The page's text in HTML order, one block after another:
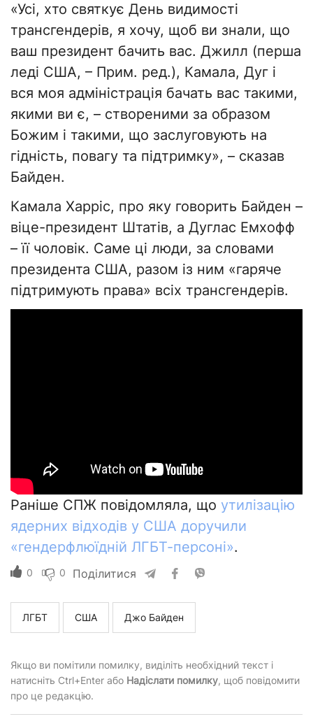
«Усі, хто святкує День видимості
трансгендерів, я хочу, щоб ви знали, що
ваш президент бачить вас. Джилл (перша
леді США, – Прим. ред.), Камала, Дуг і
вся моя адміністрація бачать вас такими,
якими ви є, – створеними за образом
Божим і такими, що заслуговують на
гідність, повагу та підтримку», – сказав
Байден.
Камала Харріс, про яку говорить Байден –
віце-президент Штатів, а Дуглас Емхофф
– її чоловік. Саме ці люди, за словами
президента США, разом із ним «гаряче
підтримують права» всіх трансгендерів.
Раніше СПЖ повідомляла, що утилізацію
ядерних відходів у США доручили
«гендерфлюїдній ЛГБТ-персоні».
0 0 Поділитися
ЛГБТ США Джо Байден
Якщо ви помітили помилку, виділіть необхідний текст і
натисніть Ctrl+Enter або Надіслати помилку, щоб повідомити
про це редакцію.